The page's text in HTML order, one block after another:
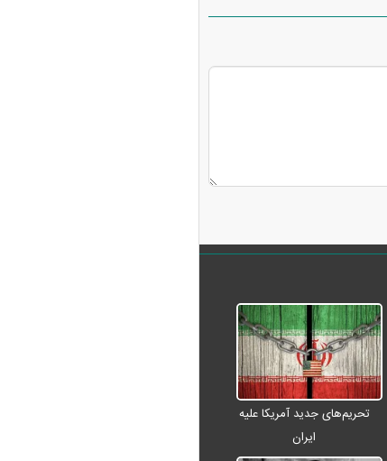
تحریم‌های جدید آمریکا علیه
ایران